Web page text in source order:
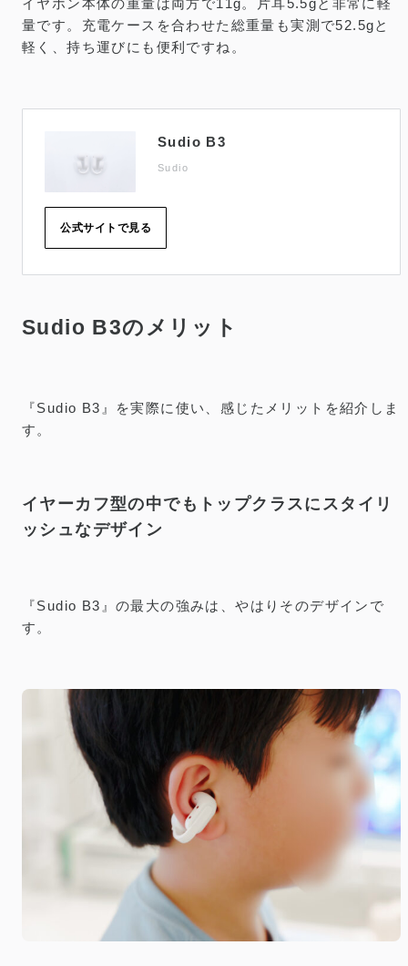
イヤホン本体の重量は両方で11g。片耳5.5gと非常に軽
量です。充電ケースを合わせた総重量も実測で52.5gと
軽く、持ち運びにも便利ですね。
Sudio B3
Sudio
公式サイトで見る
Sudio B3のメリット
『Sudio B3』を実際に使い、感じたメリットを紹介しま
す。
イヤーカフ型の中でもトップクラスにスタイリ
ッシュなデザイン
『Sudio B3』の最大の強みは、やはりそのデザインで
す。